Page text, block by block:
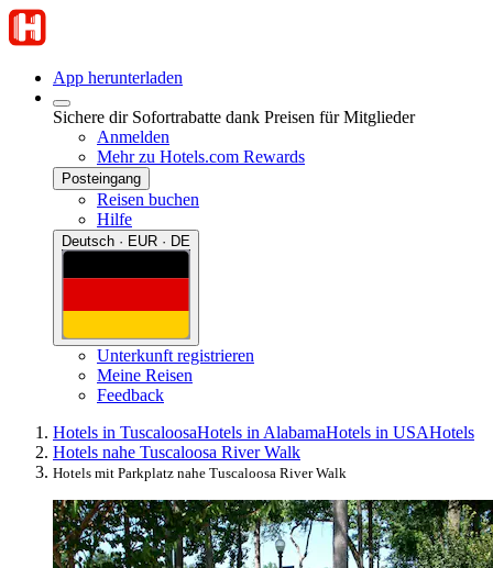
App herunterladen
Sichere dir Sofortrabatte dank Preisen für Mitglieder
Anmelden
Mehr zu Hotels.com Rewards
Posteingang
Reisen buchen
Hilfe
Deutsch · EUR · DE
Unterkunft registrieren
Meine Reisen
Feedback
Hotels in TuscaloosaHotels in AlabamaHotels in USAHotels
Hotels nahe Tuscaloosa River Walk
Hotels mit Parkplatz nahe Tuscaloosa River Walk